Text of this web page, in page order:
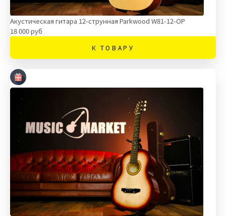
Акустическая гитара 12-струнная Parkwood W81-12-OP
18 000 руб
К ТОВАРУ